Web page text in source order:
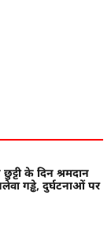
के दिन श्रमदान
गड्ढे, दुर्घटनाओं पर